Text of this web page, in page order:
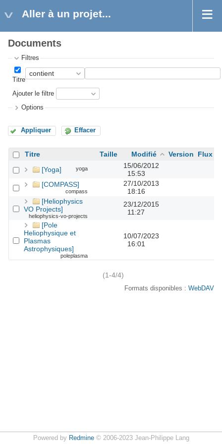
Aller à un projet...
Documents
Filtres
Titre
Ajouter le filtre
Options
Appliquer Effacer
Titre Taille Modifié Version Flux
[Yoga]
yoga
15/06/2012
15:53
[COMPASS]
compass
27/10/2013
18:16
[Heliophysics
VO Projects]
heliophysics-vo-projects
23/12/2015
11:27
[Pole
Heliophysique et
Plasmas
Astrophysiques]
poleplasma
10/07/2023
16:01
(1-4/4)
Formats disponibles : WebDAV
Powered by Redmine© 2006-2023 Jean-Philippe Lang